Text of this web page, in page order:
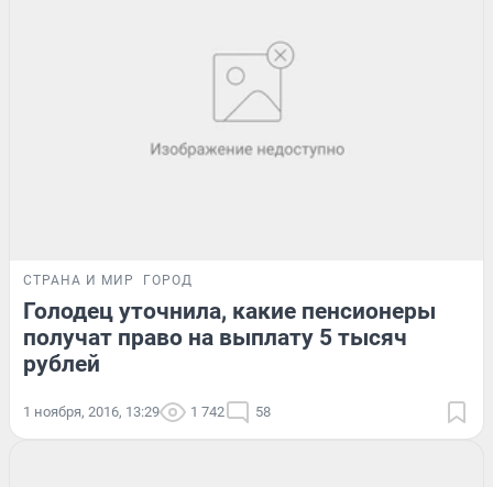
СТРАНА И МИР ГОРОД
Голодец уточнила, какие пенсионеры
получат право на выплату 5 тысяч
рублей
1 ноября, 2016, 13:29 1 742 58